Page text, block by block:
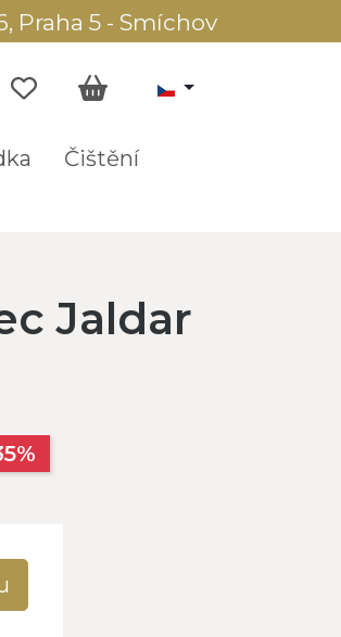
Praha 5 - Smíchov
Čištění
Jaldar